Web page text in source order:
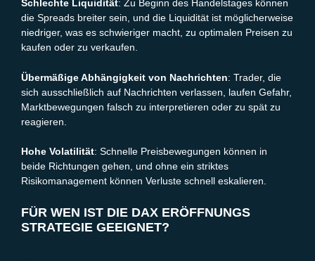
Schlechte Liquidität: Zu Beginn des Handelstages können
die Spreads breiter sein, und die Liquidität ist möglicherweise
niedriger, was es schwieriger macht, zu optimalen Preisen zu
kaufen oder zu verkaufen.
Übermäßige Abhängigkeit von Nachrichten: Trader, die
sich ausschließlich auf Nachrichten verlassen, laufen Gefahr,
Marktbewegungen falsch zu interpretieren oder zu spät zu
reagieren.
Hohe Volatilität: Schnelle Preisbewegungen können in
beide Richtungen gehen, und ohne ein striktes
Risikomanagement können Verluste schnell eskalieren.
FÜR WEN IST DIE DAX ERÖFFNUNGS
STRATEGIE GEEIGNET?